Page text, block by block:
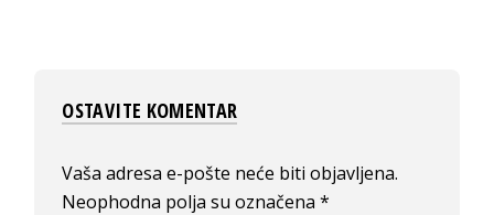
OSTAVITE KOMENTAR
Vaša adresa e-pošte neće biti objavljena.
Neophodna polja su označena*